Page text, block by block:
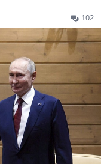
102